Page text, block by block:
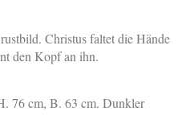
Christus faltet die Hände
den Kopf an ihn.
76 cm, B. 63 cm. Dunkler